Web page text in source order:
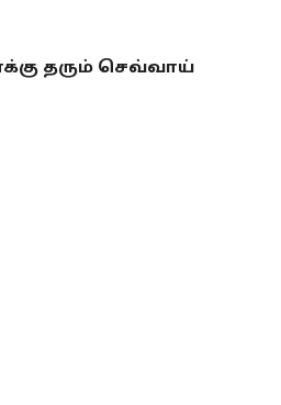
தரும் செவ்வாய்